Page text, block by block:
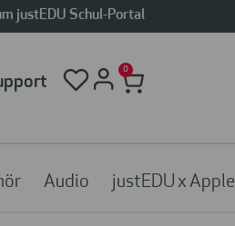
justEDU Schul-Portal
0
Audio justEDU x Apple